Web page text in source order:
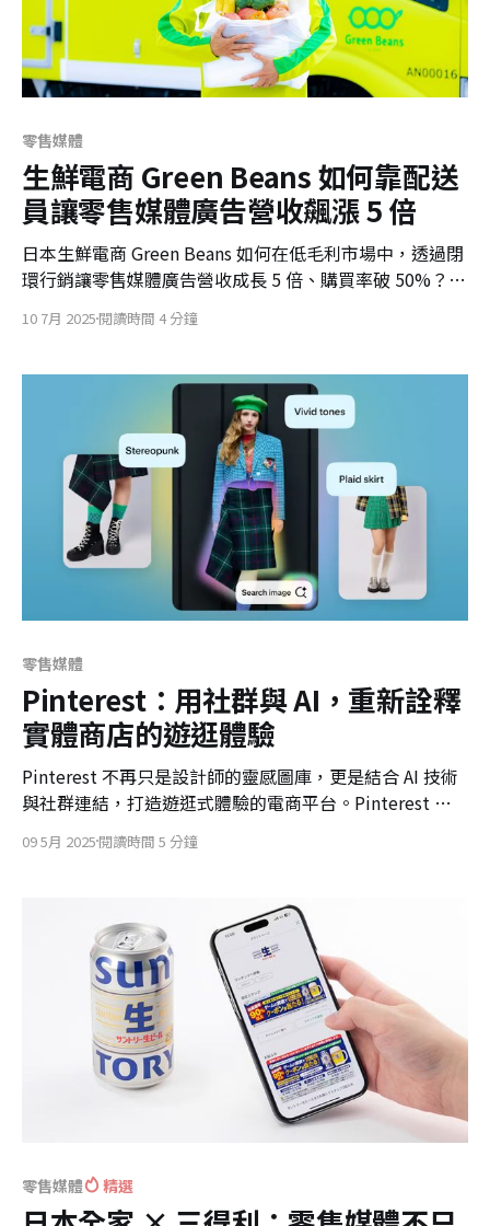
零售媒體
生鮮電商 Green Beans 如何靠配送
員讓零售媒體廣告營收飆漲 5 倍
日本生鮮電商 Green Beans 如何在低毛利市場中，透過閉
環行銷讓零售媒體廣告營收成長 5 倍、購買率破 50%？深
入解析其四大支柱，並探討 AI 搜尋時代下零售業的突圍之
道，搶佔未來消費入口！
10 7月 2025 閱讀時間 4 分鐘
零售媒體
Pinterest：用社群與 AI，重新詮釋
實體商店的遊逛體驗
Pinterest 不再只是設計師的靈感圖庫，更是結合 AI 技術
與社群連結，打造遊逛式體驗的電商平台。Pinterest 正
展現差異化的零售科技和消費風格。
09 5月 2025 閱讀時間 5 分鐘
零售媒體 精選